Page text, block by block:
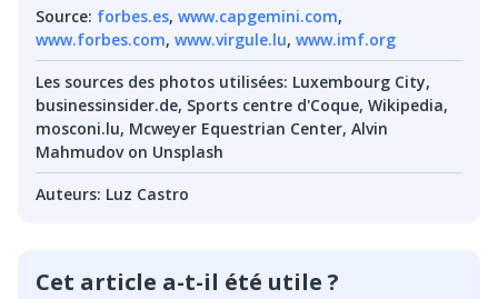
Source: forbes.es, www.capgemini.com,
www.forbes.com, www.virgule.lu, www.imf.org
Les sources des photos utilisées: Luxembourg City,
businessinsider.de, Sports centre d'Coque, Wikipedia,
mosconi.lu, Mcweyer Equestrian Center, Alvin
Mahmudov on Unsplash
Auteurs: Luz Castro
Cet article a-t-il été utile ?